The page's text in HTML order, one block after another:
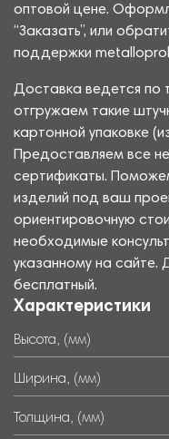
оптовой цене.
“Заказать”, или
поддержки
Доставка ведется по
отгружаем такие
картонной упаковке
Предоставляем все
сертификаты.
изделий под ваш
ориентировочную
необходимые
указанному на сайте.
бесплатный.
Характеристики
Высота, (мм)
Ширина, (мм)
Толщина, (мм)